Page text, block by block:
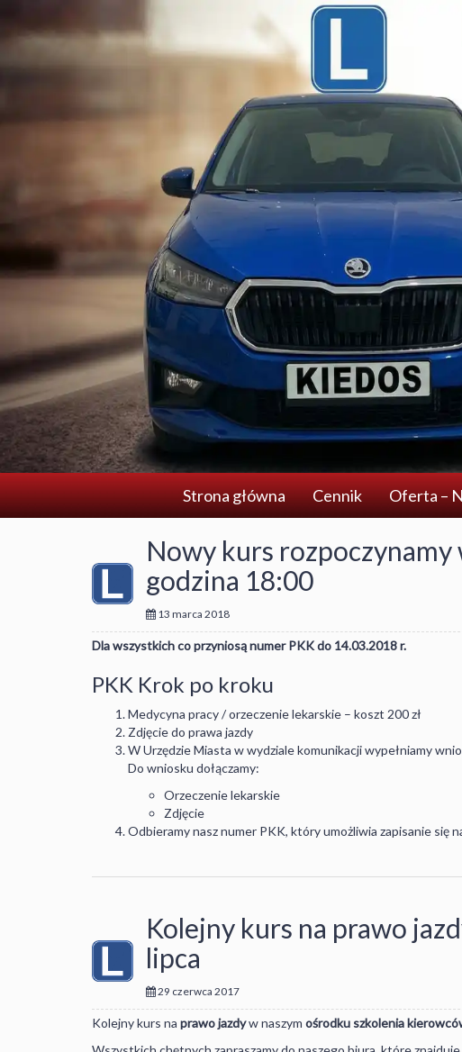
Strona główna Cennik Oferta –
Nowy kurs rozpoczynamy
godzina 18:00
13 marca 2018
Dla wszystkich co przyniosą numer PKK do 14.03.2018 r.
PKK Krok po kroku
Medycyna pracy / orzeczenie lekarskie – koszt 200 zł
Zdjęcie do prawa jazdy
W Urzędzie Miasta w wydziale komunikacji wypełniamy
Do wniosku dołączamy:
Orzeczenie lekarskie
Zdjęcie
Odbieramy nasz numer PKK, który umożliwia zapisanie się
Kolejny kurs na prawo
lipca
29 czerwca 2017
Kolejny kurs na prawo jazdyw naszym ośrodku szkolenia